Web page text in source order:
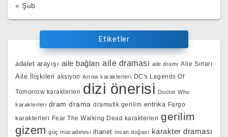
« Şub
Etiketler
adalet arayışı aile bağları aile draması aile dramı Aile Sırları
Aile İlişkileri aksiyon Arrow karakterleri DC's Legends Of
Tomorrow karakterleri dizi önerisi Doctor Who
karakterleri dram drama dramatik gerilim entrika Fargo
karakterleri Fear The Walking Dead karakterleri gerilim
gizem güç mücadelesi ihanet insan doğası karakter draması